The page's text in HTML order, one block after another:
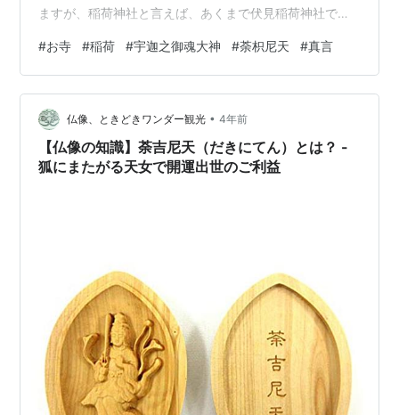
ますが、稲荷神社と言えば、あくまで伏見稲荷神社で、
くまで、お寺様ですので、宗派は異なります。そのた
め、お寺様だから存在するあれがあるのです。そうで
す、大きな鐘があります。 門 最初に敷地に入るときに鳥
居でないところもお寺様ならではの特徴があると言えま
すね。もちろん、先ほど触れたとおり、この存在はお寺
である証 鐘 お寺様ですので、祀られているところ…
#お寺 #稲荷 #宇迦之御魂大神 #荼枳尼天 #真言
仏像、ときどきワンダー観光 • 4年前
【仏像の知識】荼吉尼天（だきにてん）とは？ -
狐にまたがる天女で開運出世のご利益